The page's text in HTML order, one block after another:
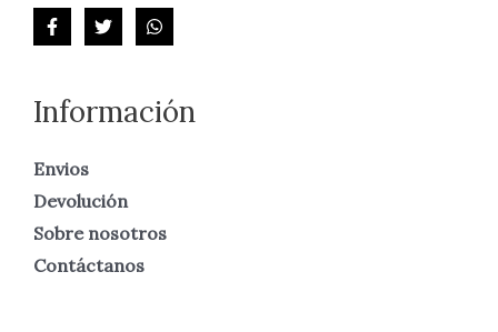
Información
Envios
Devolución
Sobre nosotros
Contáctanos